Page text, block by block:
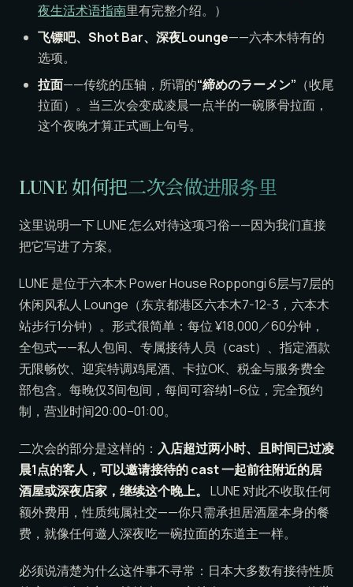
夜生活术语指南里有完整介绍。）
飞镖吧、Shot Bar、深夜Lounge——六本木特有的
选项。
拉面——传统的压轴，所谓的“締めのラーメン” （收尾
拉面）。当三次会变成凌晨一点半的一碗豚骨拉面，
这个夜晚才算正式画上句号。
LUNE 如何把二次会做进服务里
这里说明一下 LUNE 怎么对待这项习俗——因为我们直接
把它写进了方案。
LUNE 是位于六本木 Power House Roppongi 6层与7层的
休闲风私人 Lounge（东京都港区六本木7-12-3，六本木
站步行1分钟）。形式很简单：每位 ¥18,000／60分钟，
全包式——私人包间、专属接待人员（cast）、指定酒款
无限畅饮、迎宾特调鸡尾酒、卡拉OK、税金与服务费全
部包含。每晚仅3间包间，每间可容纳1–6位，完全预约
制，营业时间20:00–01:00。
二次会的部分是这样的： 入店超过两小时、且时间已过凌
晨1点的客人，可以邀请接待的 cast 一起前往附近的居
酒屋或深夜店家，继续这个晚上。 LUNE 对此不收取任何
额外费用，性质纯属社交——你只需承担居酒屋本身的餐
费，就像任何邀人深夜吃一碗拉面的东道主一样。
必须说清楚为什么这件事不寻常：日本大多数有接待性质